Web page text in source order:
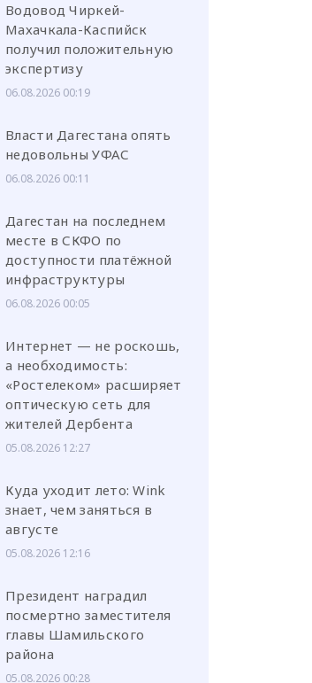
Водовод Чиркей-
Махачкала-Каспийск
получил положительную
экспертизу
06.08.2026 00:19
Власти Дагестана опять
недовольны УФАС
06.08.2026 00:11
Дагестан на последнем
месте в СКФО по
доступности платёжной
инфраструктуры
06.08.2026 00:05
Интернет — не роскошь,
а необходимость:
«Ростелеком» расширяет
оптическую сеть для
жителей Дербента
05.08.2026 12:27
Куда уходит лето: Wink
знает, чем заняться в
августе
05.08.2026 12:16
Президент наградил
посмертно заместителя
главы Шамильского
района
05.08.2026 00:28